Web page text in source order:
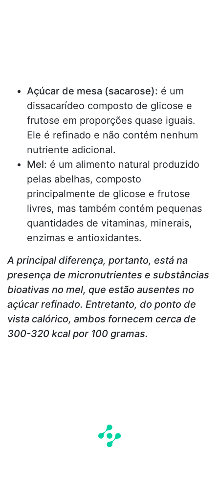
Açúcar de mesa (sacarose): é um
dissacarídeo composto de glicose e
frutose em proporções quase iguais.
Ele é refinado e não contém nenhum
nutriente adicional.
Mel: é um alimento natural produzido
pelas abelhas, composto
principalmente de glicose e frutose
livres, mas também contém pequenas
quantidades de vitaminas, minerais,
enzimas e antioxidantes.
A principal diferença, portanto, está na
presença de micronutrientes e substâncias
bioativas no mel, que estão ausentes no
açúcar refinado. Entretanto, do ponto de
vista calórico, ambos fornecem cerca de
300-320 kcal por 100 gramas.